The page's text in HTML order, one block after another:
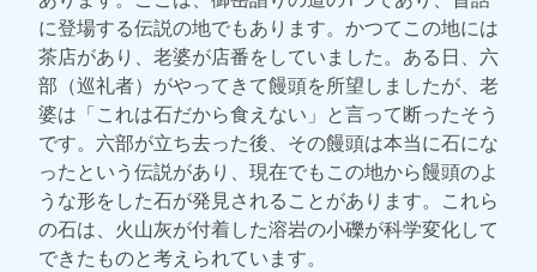
に登場する伝説の地でもあります。かつてこの地には
茶店があり、老婆が店番をしていました。ある日、六
部（巡礼者）がやってきて饅頭を所望しましたが、老
婆は「これは石だから食えない」と言って断ったそう
です。六部が立ち去った後、その饅頭は本当に石にな
ったという伝説があり、現在でもこの地から饅頭のよ
うな形をした石が発見されることがあります。これら
の石は、火山灰が付着した溶岩の小礫が科学変化して
できたものと考えられています。